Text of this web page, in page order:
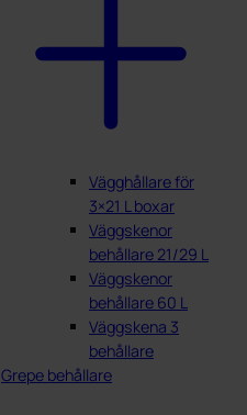
Vägghållare för
3×21 L boxar
Väggskenor
behållare 21/29 L
Väggskenor
behållare 60 L
Väggskena 3
behållare
Grepe behållare